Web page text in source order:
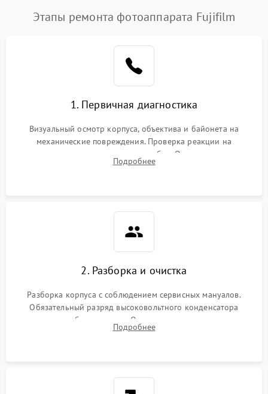
Этапы ремонта фотоаппарата Fujifilm
1. Первичная диагностика
Визуальный осмотр корпуса, объектива и байонета на
механические повреждения. Проверка реакции на
включение, считывание кодов ошибок. Оценка состояния
матрицы и затвора, проверка работы автофокуса и вспышки.
Подробнее
2. Разборка и очистка
Разборка корпуса с соблюдением сервисных мануалов.
Обязательный разряд высоковольтного конденсатора
вспышки для безопасности. Очистка внутренних узлов от
пыли, песка и следов влаги с помощью спецсредств.
Подробнее